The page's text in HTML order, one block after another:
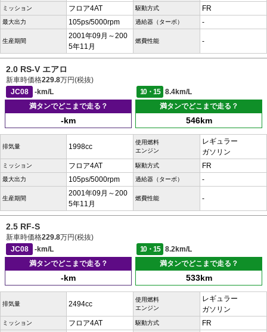
ミッション フロア4AT 駆動方式 FR
最大出力 105ps/5000rpm 過給器（ターボ） -
生産期間
2001年09月～200
5年11月
燃費性能 -
2.0 RS-V エアロ
新車時価格229.8万円(税抜)
JC08
-km/L 10・15
8.4km/L
満タンでどこまで走る？
-km
満タンでどこまで走る？
546km
排気量 1998cc
使用燃料
エンジン
レギュラー
ガソリン
ミッション フロア4AT 駆動方式 FR
最大出力 105ps/5000rpm 過給器（ターボ） -
生産期間
2001年09月～200
5年11月
燃費性能 -
2.5 RF-S
新車時価格229.8万円(税抜)
JC08
-km/L 10・15
8.2km/L
満タンでどこまで走る？
-km
満タンでどこまで走る？
533km
排気量 2494cc
使用燃料
エンジン
レギュラー
ガソリン
ミッション フロア4AT 駆動方式 FR